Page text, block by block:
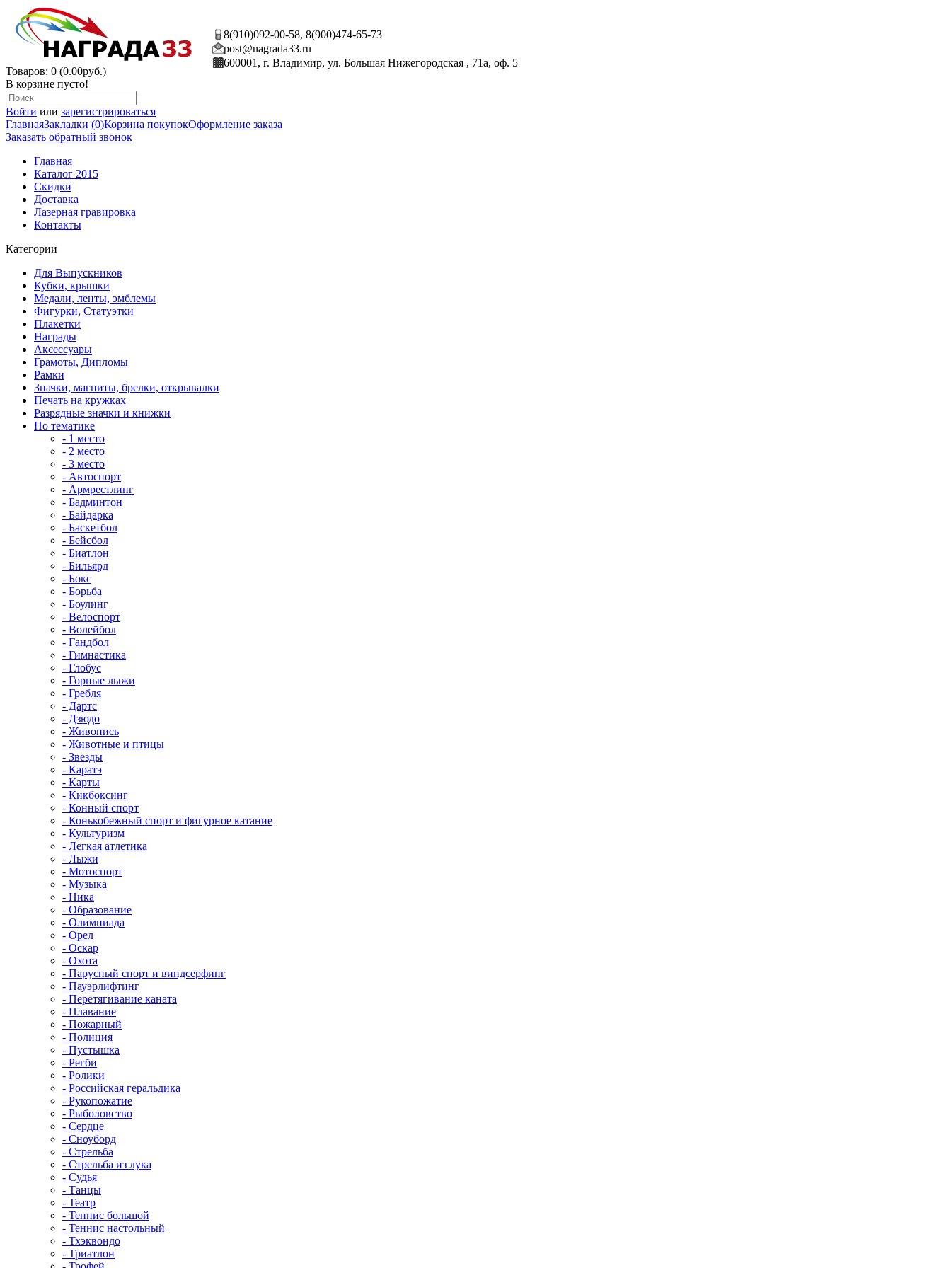
8(910)092-00-58, 8(900)474-65-73
post@nagrada33.ru
600001, г. Владимир, ул. Большая Нижегородская , 71а, оф. 5
Товаров: 0 (0.00руб.)
В корзине пусто!
Войти или зарегистрироваться
ГлавнаяЗакладки (0)Корзина покупокОформление заказа
Заказать обратный звонок
Главная
Каталог 2015
Скидки
Доставка
Лазерная гравировка
Контакты
Категории
Для Выпускников
Кубки, крышки
Медали, ленты, эмблемы
Фигурки, Статуэтки
Плакетки
Награды
Аксессуары
Грамоты, Дипломы
Рамки
Значки, магниты, брелки, открывалки
Печать на кружках
Разрядные значки и книжки
По тематике
- 1 место
- 2 место
- 3 место
- Автоспорт
- Армрестлинг
- Бадминтон
- Байдарка
- Баскетбол
- Бейсбол
- Биатлон
- Бильярд
- Бокс
- Борьба
- Боулинг
- Велоспорт
- Волейбол
- Гандбол
- Гимнастика
- Глобус
- Горные лыжи
- Гребля
- Дартс
- Дзюдо
- Живопись
- Животные и птицы
- Звезды
- Каратэ
- Карты
- Кикбоксинг
- Конный спорт
- Конькобежный спорт и фигурное катание
- Культуризм
- Легкая атлетика
- Лыжи
- Мотоспорт
- Музыка
- Ника
- Образование
- Олимпиада
- Орел
- Оскар
- Охота
- Парусный спорт и виндсерфинг
- Пауэрлифтинг
- Перетягивание каната
- Плавание
- Пожарный
- Полиция
- Пустышка
- Регби
- Ролики
- Российская геральдика
- Рукопожатие
- Рыболовство
- Сердце
- Сноуборд
- Стрельба
- Стрельба из лука
- Судья
- Танцы
- Театр
- Теннис большой
- Теннис настольный
- Тхэквондо
- Триатлон